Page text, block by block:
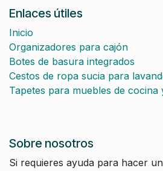
Enlaces útiles
Inicio
Organizadores para cajón
Botes de basura integrados
Cestos de ropa sucia para
Tapetes para muebles de cocina
Sobre nosotros
Si requieres ayuda para hacer